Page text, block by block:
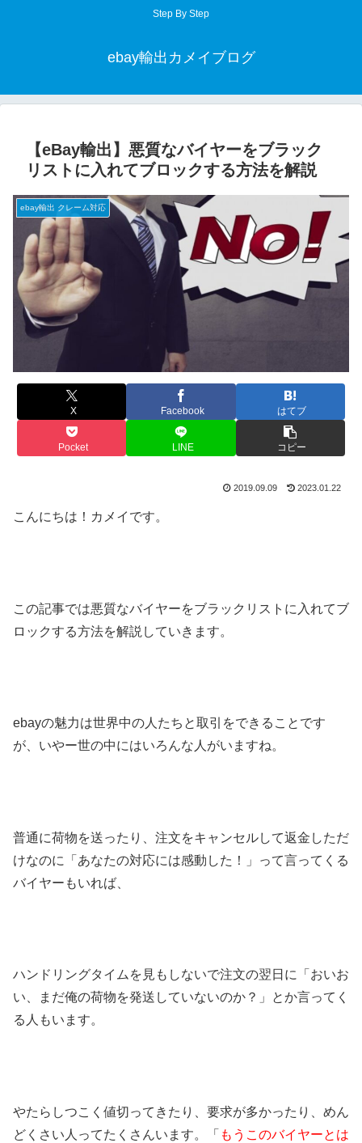
Step By Step
ebay輸出カメイブログ
【eBay輸出】悪質なバイヤーをブラック
リストに入れてブロックする方法を解説
ebay輸出 クレーム対応
X Facebook はてブ
Pocket LINE コピー
2019.09.09 2023.01.22
こんにちは！カメイです。
この記事では悪質なバイヤーをブラックリストに入れてブ
ロックする方法を解説していきます。
ebayの魅力は世界中の人たちと取引をできることです
が、いやー世の中にはいろんな人がいますね。
普通に荷物を送ったり、注文をキャンセルして返金しただ
けなのに「あなたの対応には感動した！」って言ってくる
バイヤーもいれば、
ハンドリングタイムを見もしないで注文の翌日に「おいお
い、まだ俺の荷物を発送していないのか？」とか言ってく
る人もいます。
やたらしつこく値切ってきたり、 要求が多かったり、 めん
どくさい人ってたくさんいます。「 もうこのバイヤーとは